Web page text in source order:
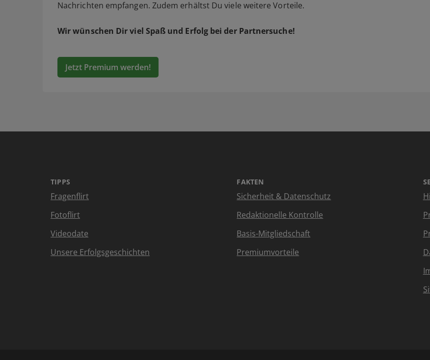
Nachrichten empfangen. Zudem erhältst Du viele weitere Vorteile.
Wir wünschen Dir viel Spaß und Erfolg bei der Partnersuche!
Jetzt Premium werden!
TIPPS
Fragenflirt
Fotoflirt
Videodate
Unsere Erfolgsgeschichten
FAKTEN
Sicherheit & Datenschutz
Redaktionelle Kontrolle
Basis-Mitgliedschaft
Premiumvorteile